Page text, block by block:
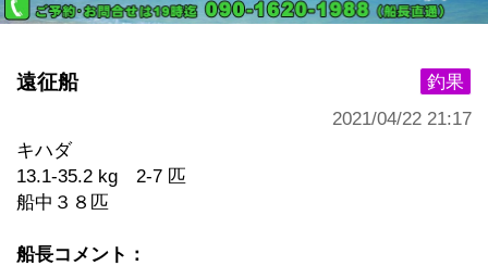
釣果
遠征船
2021/04/22 21:17
キハダ
13.1-35.2 kg 2-7 匹
船中３８匹
船長コメント：